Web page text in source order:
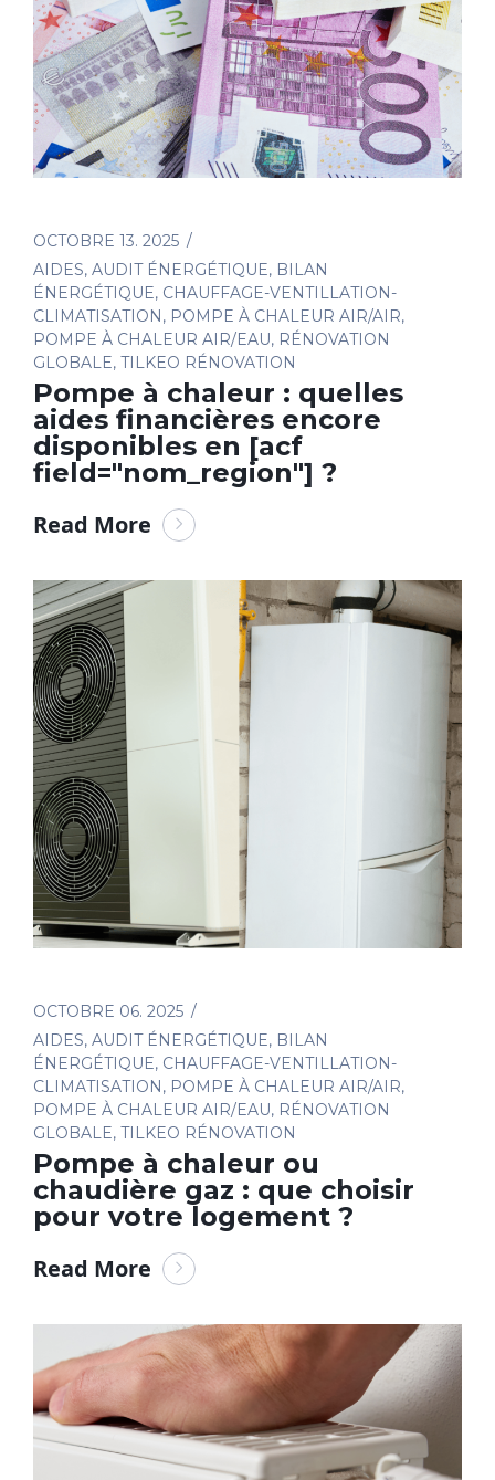
OCTOBRE 13. 2025
AIDES, AUDIT ÉNERGÉTIQUE, BILAN
ÉNERGÉTIQUE, CHAUFFAGE-VENTILLATION-
CLIMATISATION, POMPE À CHALEUR AIR/AIR,
POMPE À CHALEUR AIR/EAU, RÉNOVATION
GLOBALE, TILKEO RÉNOVATION
Pompe à chaleur : quelles
aides financières encore
disponibles en [acf
field="nom_region"] ?
Read More
OCTOBRE 06. 2025
AIDES, AUDIT ÉNERGÉTIQUE, BILAN
ÉNERGÉTIQUE, CHAUFFAGE-VENTILLATION-
CLIMATISATION, POMPE À CHALEUR AIR/AIR,
POMPE À CHALEUR AIR/EAU, RÉNOVATION
GLOBALE, TILKEO RÉNOVATION
Pompe à chaleur ou
chaudière gaz : que choisir
pour votre logement ?
Read More